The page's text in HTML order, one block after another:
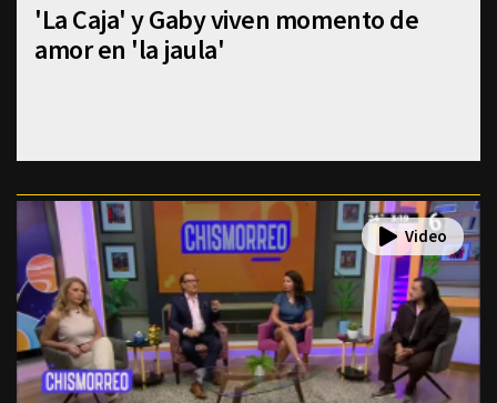
'La Caja' y Gaby viven momento de
amor en 'la jaula'